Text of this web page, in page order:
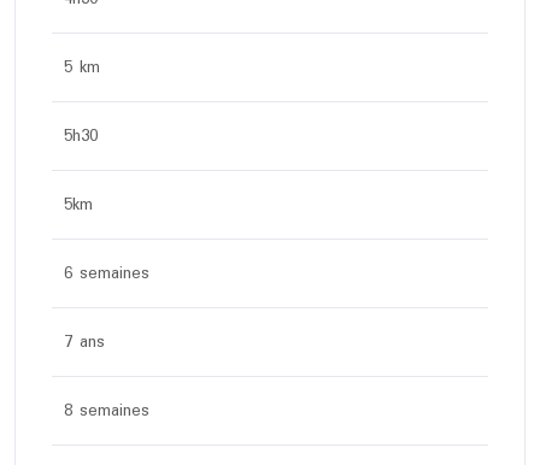
5 km
5h30
5km
6 semaines
7 ans
8 semaines